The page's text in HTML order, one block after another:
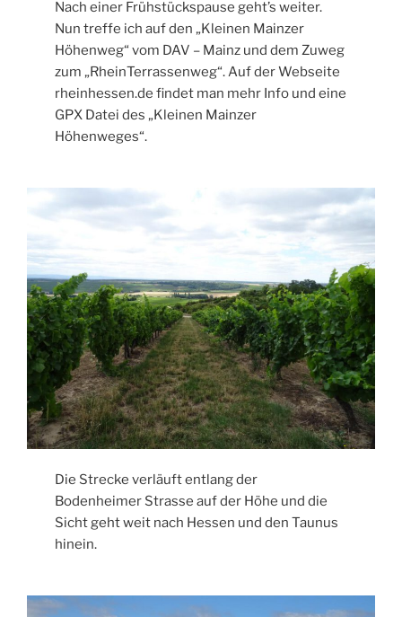
Nach einer Frühstückspause geht’s weiter.
Nun treffe ich auf den „Kleinen Mainzer
Höhenweg“ vom DAV – Mainz und dem Zuweg
zum „RheinTerrassenweg“. Auf der Webseite
rheinhessen.de findet man mehr Info und eine
GPX Datei des „Kleinen Mainzer
Höhenweges“.
Die Strecke verläuft entlang der
Bodenheimer Strasse auf der Höhe und die
Sicht geht weit nach Hessen und den Taunus
hinein.